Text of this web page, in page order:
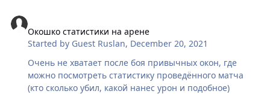
смерть игрока своей команды. В таком случае в
каждом классе будет смысл. Кто-то будет бить башню,
середине арены. Количество очков, естественно,
примерное.
Окошко статистики на арене
Started by Guest Ruslan, December 20, 2021
Очень не хватает после боя привычных окон, где
можно посмотреть статистику проведённого матча
(кто сколько убил, какой нанес урон и подобное)